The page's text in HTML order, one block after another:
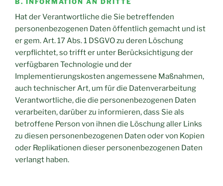
Hat der Verantwortliche die Sie betreffenden
personenbezogenen Daten öffentlich gemacht und ist
er gem. Art. 17 Abs. 1 DSGVO zu deren Löschung
verpflichtet, so trifft er unter Berücksichtigung der
verfügbaren Technologie und der
Implementierungskosten angemessene Maßnahmen,
auch technischer Art, um für die Datenverarbeitung
Verantwortliche, die die personenbezogenen Daten
verarbeiten, darüber zu informieren, dass Sie als
betroffene Person von ihnen die Löschung aller Links
zu diesen personenbezogenen Daten oder von Kopien
oder Replikationen dieser personenbezogenen Daten
verlangt haben.